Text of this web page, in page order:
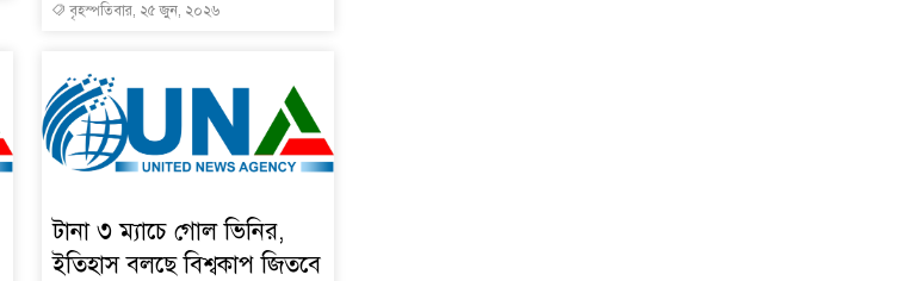
বৃহস্পতিবার, ২৫ জুন, ২০২৬
টানা ৩ ম্যাচে গোল ভিনির,
ইতিহাস বলছে বিশ্বকাপ জিতবে